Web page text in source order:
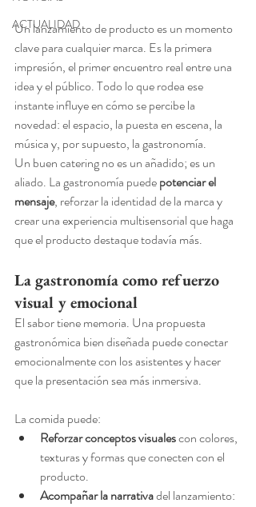
ACTUALIDAD
Un lanzamiento de producto es un momento
clave para cualquier marca. Es la primera
impresión, el primer encuentro real entre una
idea y el público. Todo lo que rodea ese
instante influye en cómo se percibe la
novedad: el espacio, la puesta en escena, la
música y, por supuesto, la gastronomía.
Un buen catering no es un añadido; es un
aliado. La gastronomía puede potenciar el
mensaje, reforzar la identidad de la marca y
crear una experiencia multisensorial que haga
que el producto destaque todavía más.
La gastronomía como refuerzo
visual y emocional
El sabor tiene memoria. Una propuesta
gastronómica bien diseñada puede conectar
emocionalmente con los asistentes y hacer
que la presentación sea más inmersiva.
La comida puede:
Reforzar conceptos visuales con colores,
texturas y formas que conecten con el
producto.
Acompañar la narrativa del lanzamiento: